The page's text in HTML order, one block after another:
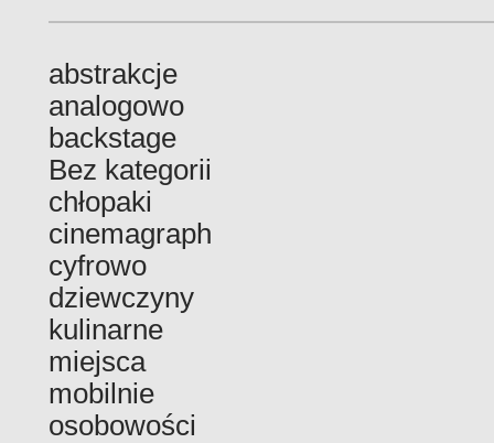
abstrakcje
analogowo
backstage
Bez kategorii
chłopaki
cinemagraph
cyfrowo
dziewczyny
kulinarne
miejsca
mobilnie
osobowości